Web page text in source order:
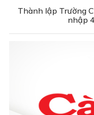
Thành lập Trường
nhập